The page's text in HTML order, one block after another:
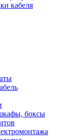
кабеля
боксы